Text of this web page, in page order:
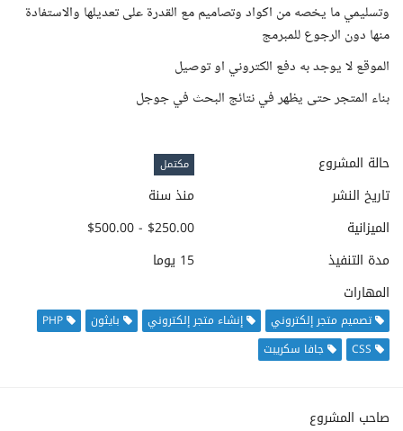
وتسليمي ما يخصه من اكواد وتصاميم مع القدرة على تعديلها والاستفادة
منها دون الرجوع للمبرمج
الموقع لا يوجد به دفع الكتروني او توصيل
بناء المتجر حتى يظهر في نتائج البحث في جوجل
حالة المشروع مكتمل
تاريخ النشر
منذ سنة
الميزانية
$250.00 - $500.00
مدة التنفيذ
15 يوما
المهارات
تصميم متجر إلكتروني إنشاء متجر إلكتروني بايثون
PHP
CSS
جافا سكريبت
صاحب المشروع